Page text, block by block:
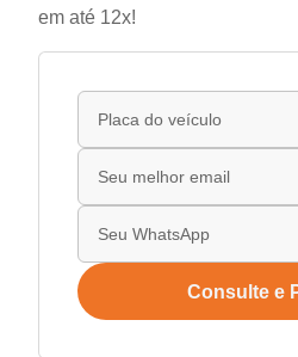
em até 12x!
Consulte e